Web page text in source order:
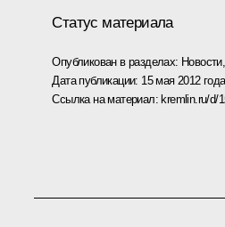
Статус материала
Опубликован в разделах: Новости,
Дата публикации: 15 мая 2012
Ссылка на материал: kremlin.ru/d/